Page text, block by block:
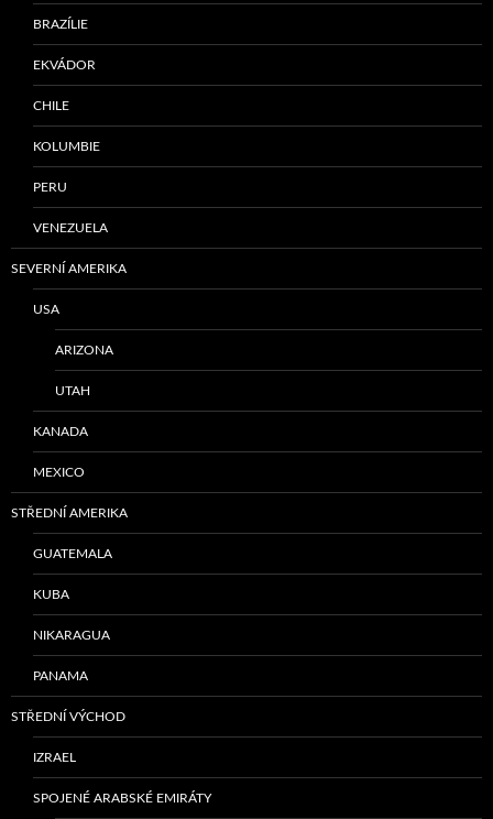
BRAZÍLIE
EKVÁDOR
CHILE
KOLUMBIE
PERU
VENEZUELA
SEVERNÍ AMERIKA
USA
ARIZONA
UTAH
KANADA
MEXICO
STŘEDNÍ AMERIKA
GUATEMALA
KUBA
NIKARAGUA
PANAMA
STŘEDNÍ VÝCHOD
IZRAEL
SPOJENÉ ARABSKÉ EMIRÁTY